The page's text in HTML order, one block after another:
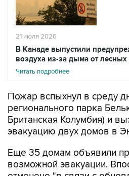
21 июля 2026
В Канаде выпустили
воздуха из-за дыма от
Читать подробнее
Пожар вспыхнул в среду
Британская Колумбия) и
эвакуацию двух домов в
Еще 35 домам объявили
отменено "в связи с
реагирования на пожар и